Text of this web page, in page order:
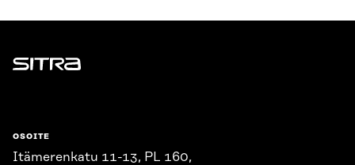
Sitra
OSOITE
Itämerenkatu 11-13, PL 160,